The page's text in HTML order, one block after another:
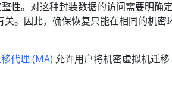
性。对这种封装数据的访问需要明确定
。因此，确保恢复只能在相同的机密
代理 (MA) 允许用户将机密虚拟机迁移